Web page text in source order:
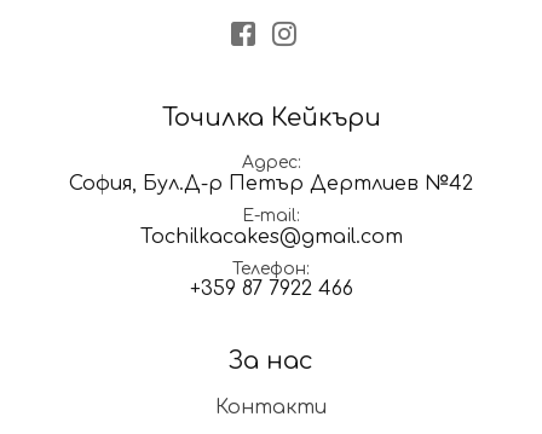
За нас
Контакти
Точилка Кейкъри
Адрес
София, Бул.Д-р Петър Дертлиев №42
E-mail
Tochilkacakes@gmail.com
Телефон
+359 87 7922 466
Facebook